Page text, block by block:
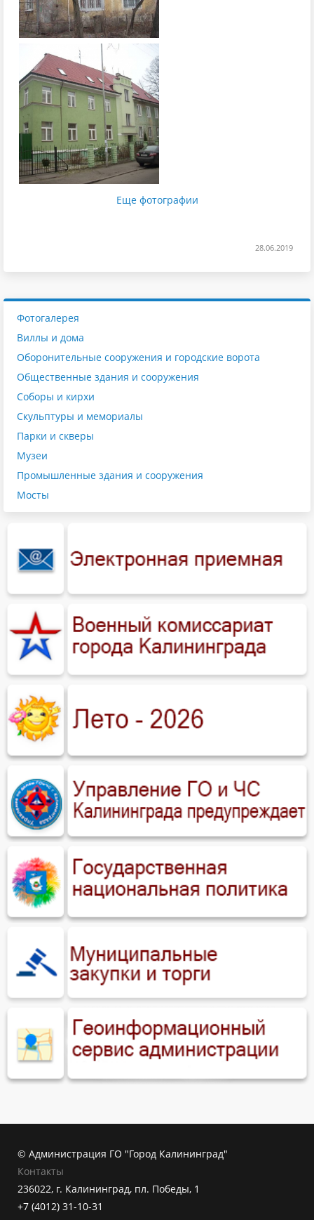
Еще фотографии
28.06.2019
Фотогалерея
Виллы и дома
Оборонительные сооружения и городские ворота
Общественные здания и сооружения
Соборы и кирхи
Скульптуры и мемориалы
Парки и скверы
Музеи
Промышленные здания и сооружения
Мосты
© Администрация ГО "Город Калининград"
Контакты
236022, г. Калининград, пл. Победы, 1
+7 (4012) 31-10-31